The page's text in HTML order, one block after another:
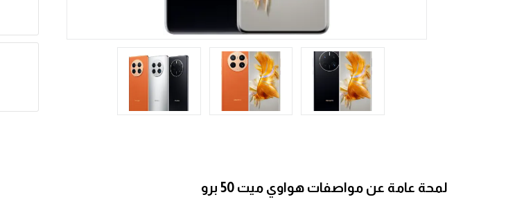
لمحة عامة عن مواصفات هواوي ميت 50 برو